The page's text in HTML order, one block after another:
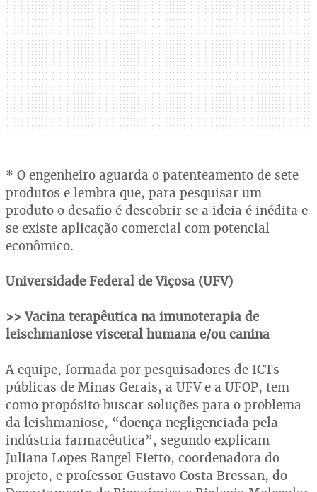
* O engenheiro aguarda o patenteamento de sete
produtos e lembra que, para pesquisar um
produto o desafio é descobrir se a ideia é inédita e
se existe aplicação comercial com potencial
econômico.
Universidade Federal de Viçosa (UFV)
>> Vacina terapêutica na imunoterapia de
leischmaniose visceral humana e/ou canina
A equipe, formada por pesquisadores de ICTs
públicas de Minas Gerais, a UFV e a UFOP, tem
como propósito buscar soluções para o problema
da leishmaniose, “doença negligenciada pela
indústria farmacêutica”, segundo explicam
Juliana Lopes Rangel Fietto, coordenadora do
projeto, e professor Gustavo Costa Bressan, do